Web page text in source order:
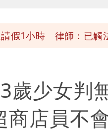
假1小時 律師：已觸
12」！超商冰品好康
生子 周杰倫無辜捲入
歲少女
商店員不